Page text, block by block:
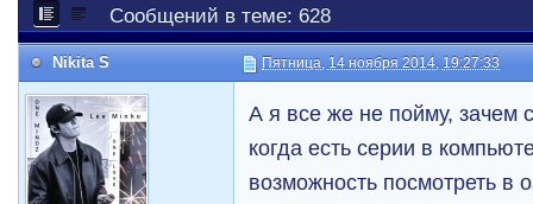
Сообщений в теме: 628
Nikita S Пятница, 14 ноября 2014, 19:27:33
А я все же не пойму, зачем
когда есть серии в
возможность посмотреть в